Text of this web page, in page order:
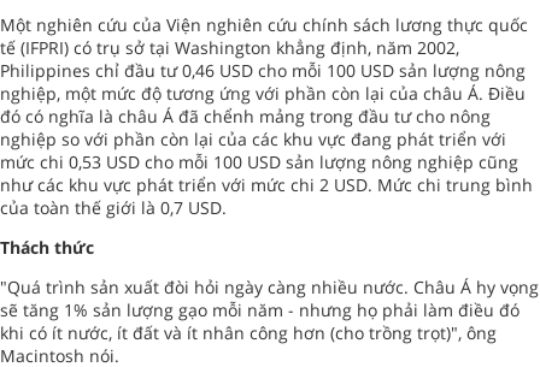
Một nghiên cứu của Viện nghiên cứu chính sách lương thực quốc
tế (IFPRI) có trụ sở tại Washington khẳng định, năm 2002,
Philippines chỉ đầu tư 0,46 USD cho mỗi 100 USD sản lượng nông
nghiệp, một mức độ tương ứng với phần còn lại của châu Á. Điều
đó có nghĩa là châu Á đã chểnh mảng trong đầu tư cho nông
nghiệp so với phần còn lại của các khu vực đang phát triển với
mức chi 0,53 USD cho mỗi 100 USD sản lượng nông nghiệp cũng
như các khu vực phát triển với mức chi 2 USD. Mức chi trung bình
của toàn thế giới là 0,7 USD.
Thách thức
"Quá trình sản xuất đòi hỏi ngày càng nhiều nước. Châu Á hy vọng
sẽ tăng 1% sản lượng gạo mỗi năm - nhưng họ phải làm điều đó
khi có ít nước, ít đất và ít nhân công hơn (cho trồng trọt)", ông
Macintosh nói.